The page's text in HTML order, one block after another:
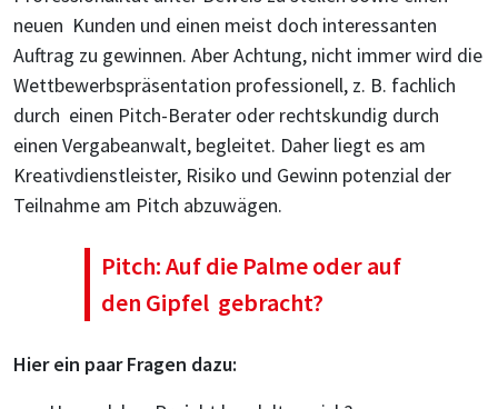
neuen Kunden und einen meist doch interessanten
Auftrag zu gewinnen. Aber Achtung, nicht immer wird die
Wettbewerbspräsentation professionell, z. B. fachlich
durch einen Pitch-Berater oder rechtskundig durch
einen Vergabeanwalt, begleitet. Daher liegt es am
Kreativdienstleister, Risiko und Gewinn potenzial der
Teilnahme am Pitch abzuwägen.
Pitch: Auf die Palme oder auf
den Gipfel gebracht?
Hier ein paar Fragen dazu: